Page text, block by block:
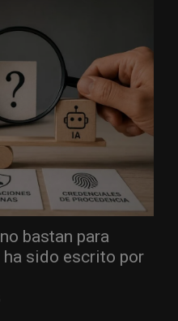
bastan para
sido escrito por